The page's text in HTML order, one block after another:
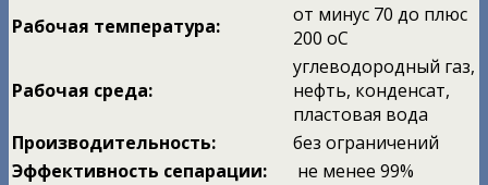
Рабочая температура:
от минус 70 до плюс
200 оС
Рабочая среда:
углеводородный газ,
нефть, конденсат,
пластовая вода
Производительность:
без ограничений
Эффективность сепарации:
не менее 99%